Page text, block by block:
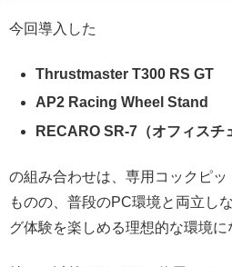
今回導入した
Thrustmaster T300 RS GT
AP2 Racing Wheel Stand
RECARO SR-7（オフィスチ
の組み合わせは、専用コックピ
ものの、普段のPC環境と両立し
グ体験を楽しめる理想的な環境に